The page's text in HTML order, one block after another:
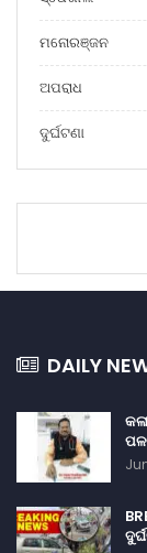
ମନୋରଞ୍ଜନ
ଅପରାଧ
ଦୁର୍ଘଟଣା
DAILY